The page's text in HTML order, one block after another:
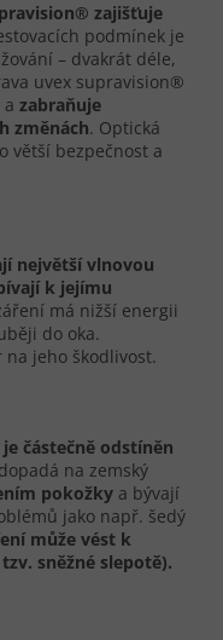
zajišťuje
podmínek je
– dvakrát déle,
uvex supravision®
zabraňuje
změnách. Optická
větší bezpečnost a
největší vlnovou
k jejímu
má nižší energii
do oka.
na jeho škodlivost.
částečně odstíněn
na zemský
pokožky a bývají
jako např. šedý
může vést k
sněžné slepotě).